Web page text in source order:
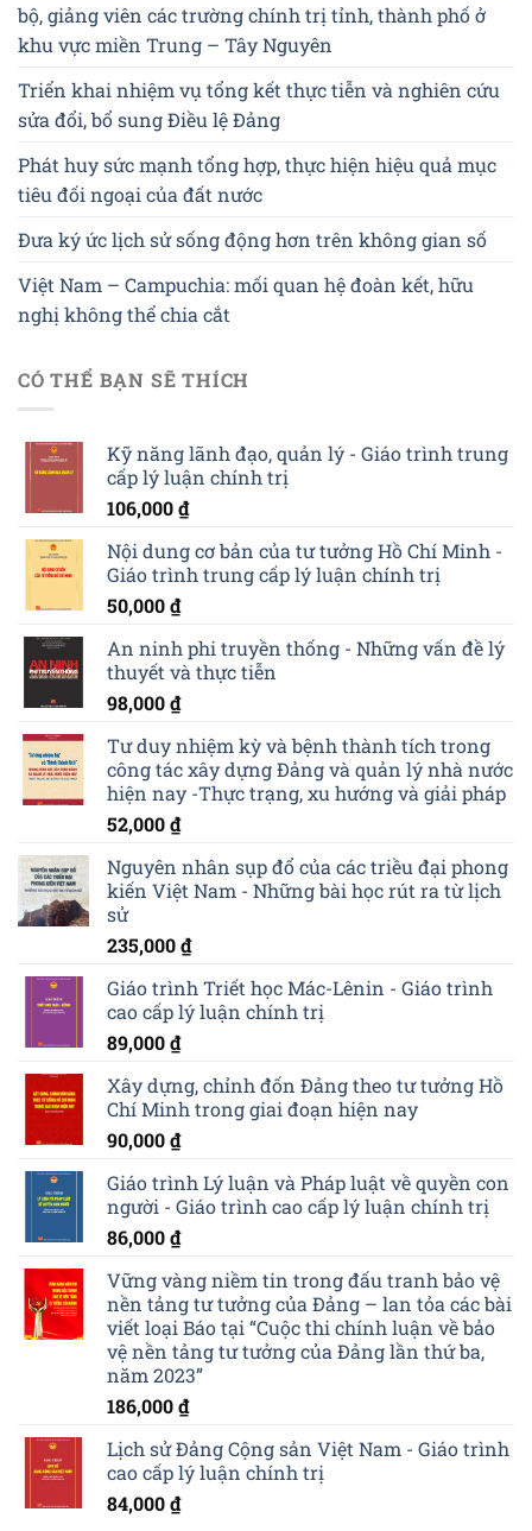
bộ, giảng viên các trường chính trị tỉnh, thành phố ở
khu vực miền Trung – Tây Nguyên
Triển khai nhiệm vụ tổng kết thực tiễn và nghiên cứu
sửa đổi, bổ sung Điều lệ Đảng
Phát huy sức mạnh tổng hợp, thực hiện hiệu quả mục
tiêu đối ngoại của đất nước
Đưa ký ức lịch sử sống động hơn trên không gian số
Việt Nam – Campuchia: mối quan hệ đoàn kết, hữu
nghị không thể chia cắt
CÓ THỂ BẠN SẼ THÍCH
Kỹ năng lãnh đạo, quản lý - Giáo trình trung
cấp lý luận chính trị
106,000₫
Nội dung cơ bản của tư tưởng Hồ Chí Minh -
Giáo trình trung cấp lý luận chính trị
50,000₫
An ninh phi truyền thống - Những vấn đề lý
thuyết và thực tiễn
98,000₫
Tư duy nhiệm kỳ và bệnh thành tích trong
công tác xây dựng Đảng và quản lý nhà nước
hiện nay -Thực trạng, xu hướng và giải pháp
52,000₫
Nguyên nhân sụp đổ của các triều đại phong
kiến Việt Nam - Những bài học rút ra từ lịch
sử
235,000₫
Giáo trình Triết học Mác-Lênin - Giáo trình
cao cấp lý luận chính trị
89,000₫
Xây dựng, chỉnh đốn Đảng theo tư tưởng Hồ
Chí Minh trong giai đoạn hiện nay
90,000₫
Giáo trình Lý luận và Pháp luật về quyền con
người - Giáo trình cao cấp lý luận chính trị
86,000₫
Vững vàng niềm tin trong đấu tranh bảo vệ
nền tảng tư tưởng của Đảng – lan tỏa các bài
viết loại Báo tại “Cuộc thi chính luận về bảo
vệ nền tảng tư tưởng của Đảng lần thứ ba,
năm 2023”
186,000₫
Lịch sử Đảng Cộng sản Việt Nam - Giáo trình
cao cấp lý luận chính trị
84,000₫